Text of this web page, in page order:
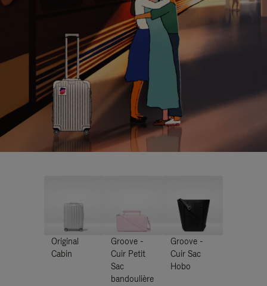
Original
Cabin
Groove -
Cuir Petit
Sac
bandoulière
Groove -
Cuir Sac
Hobo